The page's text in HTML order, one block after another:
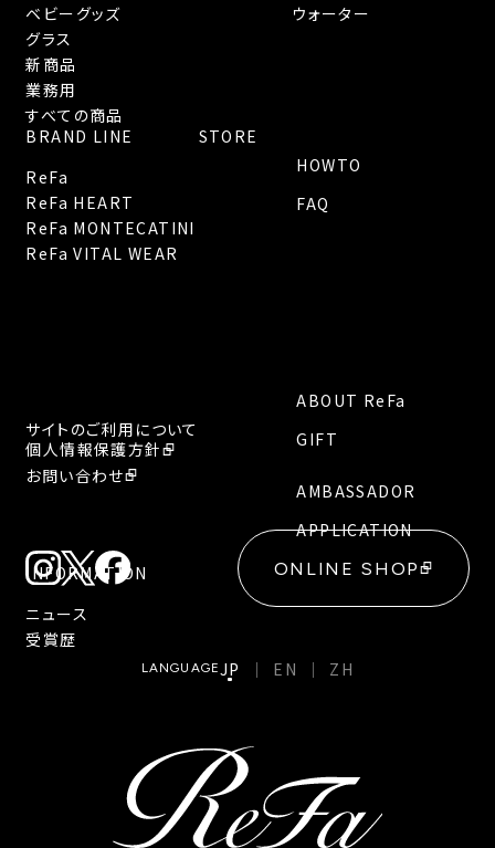
ベビーグッズ
ウォーター
グラス
新商品
業務用
すべての商品
HOWTO
FAQ
BRAND LINE
ReFa
ReFa HEART
ReFa MONTECATINI
ReFa VITAL WEAR
STORE
INFORMATION
ニュース
受賞歴
ABOUT ReFa
GIFT
AMBASSADOR
APPLICATION
サイトのご利用について
個人情報保護方針
お問い合わせ
ONLINE SHOP
LANGUAGEJP EN ZH